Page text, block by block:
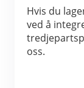
Hvis du
ved å
oss.